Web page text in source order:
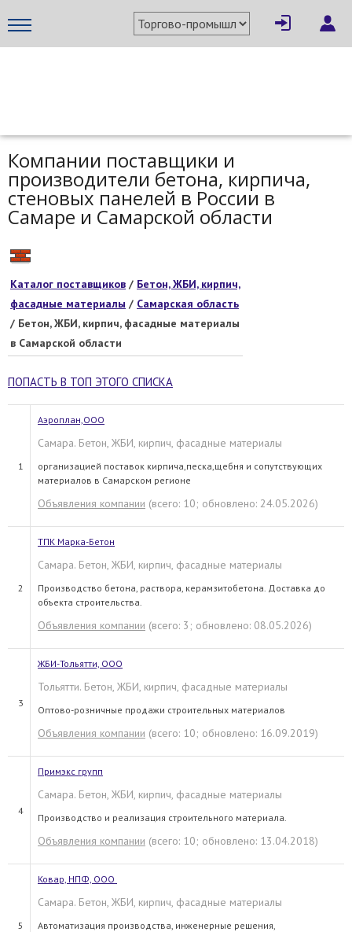
Компании поставщики и
производители бетона, кирпича,
стеновых панелей в России в
Самаре и Самарской области
Каталог поставщиков / Бетон, ЖБИ, кирпич,
фасадные материалы / Самарская область
/ Бетон, ЖБИ, кирпич, фасадные материалы
в Самарской области
ПОПАСТЬ В ТОП ЭТОГО СПИСКА
1
Аэроплан,ООО
Самара. Бетон, ЖБИ, кирпич, фасадные материалы
организацией поставок кирпича,песка,щебня и сопутствующих
материалов в Самарском регионе
Объявления компании (всего: 10; обновлено: 24.05.2026)
2
ТПК Марка-Бетон
Самара. Бетон, ЖБИ, кирпич, фасадные материалы
Производство бетона, раствора, керамзитобетона. Доставка до
объекта строительства.
Объявления компании (всего: 3; обновлено: 08.05.2026)
3
ЖБИ-Тольятти, ООО
Тольятти. Бетон, ЖБИ, кирпич, фасадные материалы
Оптово-розничные продажи строительных материалов
Объявления компании (всего: 10; обновлено: 16.09.2019)
4
Примэкс групп
Самара. Бетон, ЖБИ, кирпич, фасадные материалы
Производство и реализация строительного материала.
Объявления компании (всего: 10; обновлено: 13.04.2018)
5
Ковар, НПФ, ООО
Самара. Бетон, ЖБИ, кирпич, фасадные материалы
Автоматизация производства, инженерные решения,